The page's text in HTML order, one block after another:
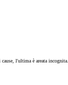
l'ultima è areata incognita..